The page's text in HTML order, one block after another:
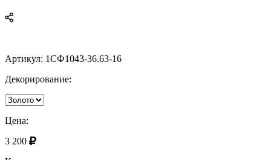
Артикул: 1СФ1043-36.63-16
Декорирование:
Цена:
3 200